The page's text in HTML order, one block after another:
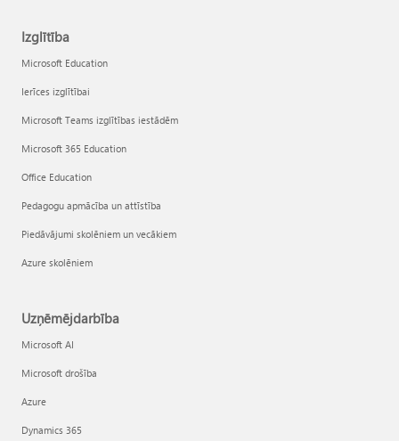
Izglītība
Microsoft Education
Ierīces izglītībai
Microsoft Teams izglītības iestādēm
Microsoft 365 Education
Office Education
Pedagogu apmācība un attīstība
Piedāvājumi skolēniem un vecākiem
Azure skolēniem
Uzņēmējdarbība
Microsoft AI
Microsoft drošība
Azure
Dynamics 365